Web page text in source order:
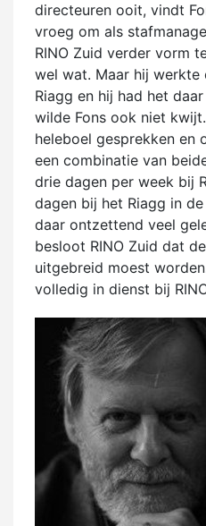
directeuren ooit, vindt
vroeg om als
RINO Zuid verder vorm
wel wat. Maar hij werkte
Riagg en hij had het
wilde Fons ook niet
heleboel gesprekken en
een combinatie van
drie dagen per week bij
dagen bij het Riagg in
daar ontzettend veel
besloot RINO Zuid dat
uitgebreid moest
volledig in dienst bij